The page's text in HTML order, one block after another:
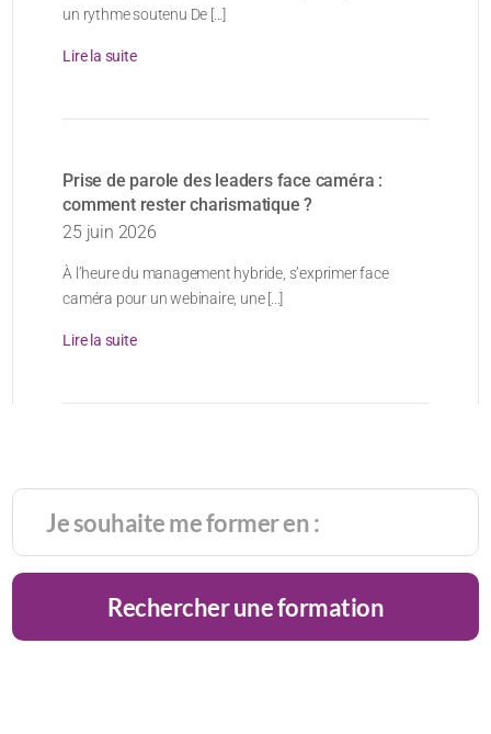
un rythme soutenu De [...]
Lire la suite
Prise de parole des leaders face caméra :
comment rester charismatique ?
25 juin 2026
À l’heure du management hybride, s’exprimer face
caméra pour un webinaire, une [...]
Lire la suite
Rechercher une formation